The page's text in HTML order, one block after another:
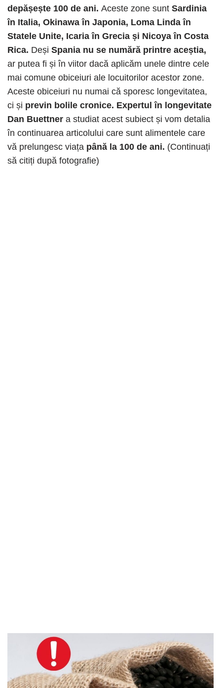
depășește 100 de ani. Aceste zone sunt Sardinia
în Italia, Okinawa în Japonia, Loma Linda în
Statele Unite, Icaria în Grecia și Nicoya în Costa
Rica. Deși Spania nu se numără printre aceștia,
ar putea fi și în viitor dacă aplicăm unele dintre cele
mai comune obiceiuri ale locuitorilor acestor zone.
Aceste obiceiuri nu numai că sporesc longevitatea,
ci și previn bolile cronice. Expertul în longevitate
Dan Buettner a studiat acest subiect și vom detalia
în continuarea articolului care sunt alimentele care
vă prelungesc viața până la 100 de ani. (Continuați
să citiți după fotografie)